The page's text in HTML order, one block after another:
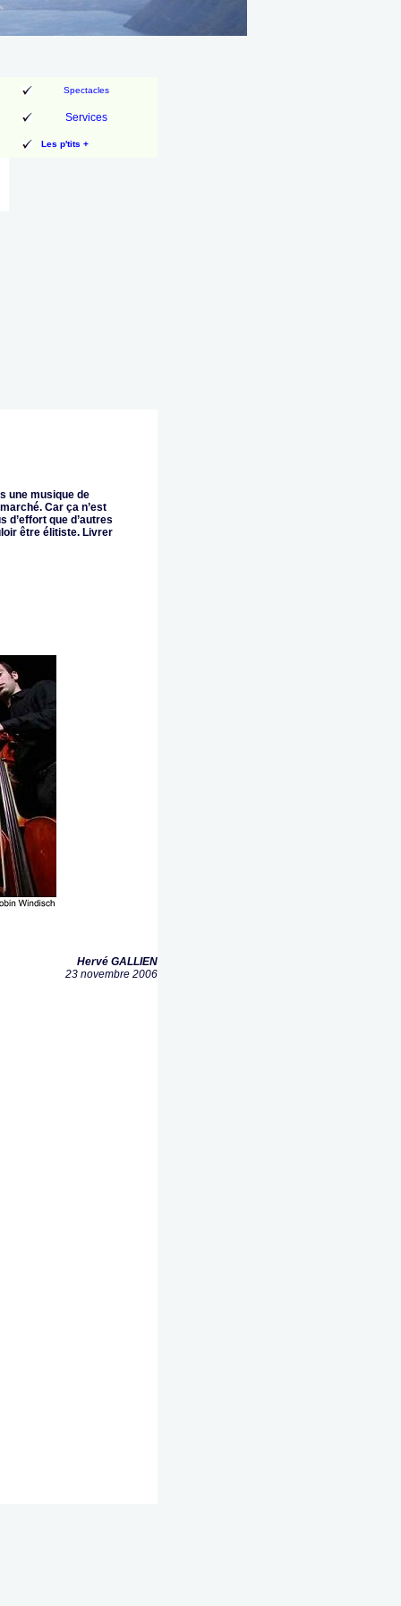
Spectacles
Services
Les p'tits +
une musique de
Car ça n’est
d’effort que d’autres
être élitiste. Livrer
Hervé GALLIEN
23 novembre 2006